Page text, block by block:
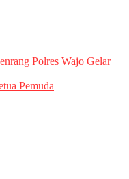
Polres Wajo Gelar
Pemuda